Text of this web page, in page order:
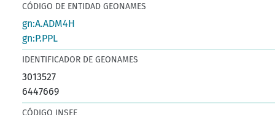
CÓDIGO DE ENTIDAD GEONAMES
gn:A.ADM4H
gn:P.PPL
IDENTIFICADOR DE GEONAMES
3013527
6447669
CÓDIGO INSEE